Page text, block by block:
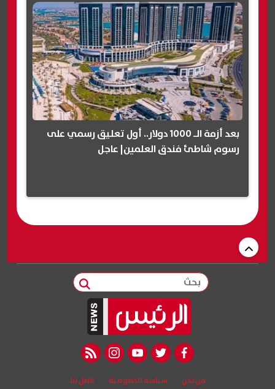
بعد أزمة الـ 1000 دولار.. أول تعليق رسمي على
رسوم شاطئ فندق العلمين| عاجل
بحث
facebook
twitter
youtube
instagram
rss feed
من نحن سياسة الخصوصية اتصل بنا